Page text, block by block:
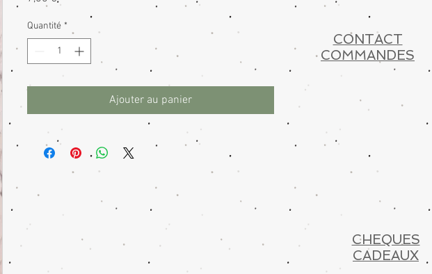
Quantité *
Ajouter au panier
CHEQUES
CADEAUX
CONTACT
COMMANDES